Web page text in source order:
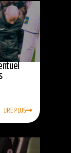
LIRE PLUS